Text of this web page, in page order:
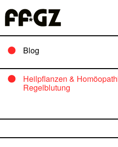
Blog
Heilpflanzen &
Regelblutung